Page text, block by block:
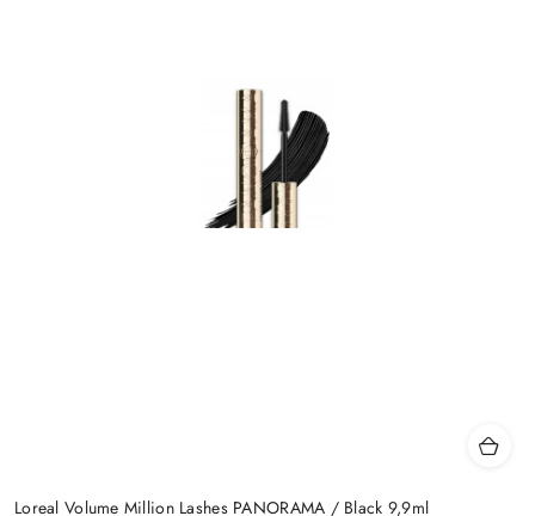
Loreal Volume Million Lashes PANORAMA / Black 9,9ml